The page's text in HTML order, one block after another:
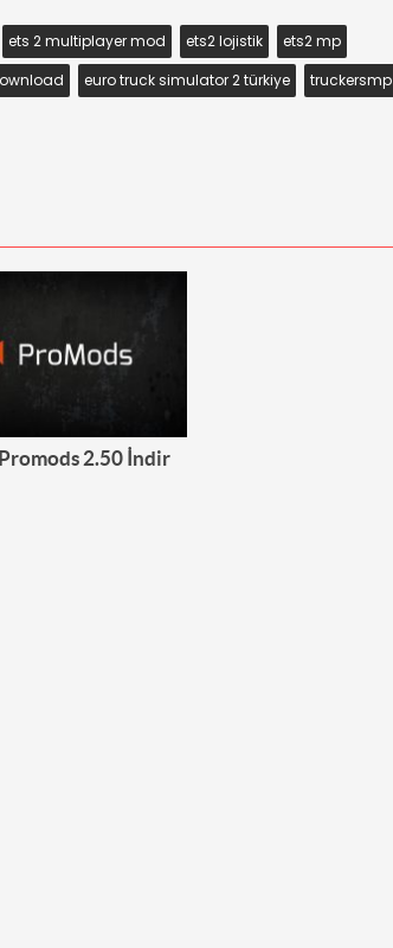
ets 2 multiplayer mod ets2 lojistik
ets2 mp
euro truck simulator 2 türkiye
truckersmp
2.50 İndir